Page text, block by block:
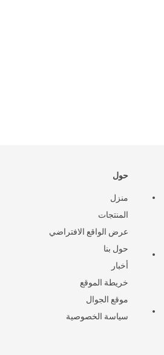
حول
منزل
المنتجات
عرض الواقع الافتراضي
حول بنا
أخبار
خريطة الموقع
موقع الجوال
سياسة الخصوصية